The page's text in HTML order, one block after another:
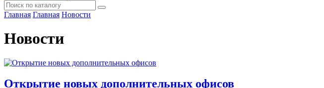
Главная Главная Новости
Новости
Открытие новых дополнительных офисов